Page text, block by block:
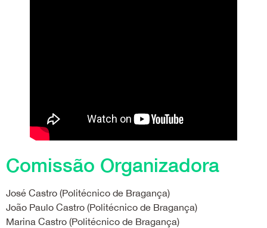
Comissão Organizadora
José Castro (Politécnico de Bragança)
João Paulo Castro (Politécnico de Bragança)
Marina Castro (Politécnico de Bragança)